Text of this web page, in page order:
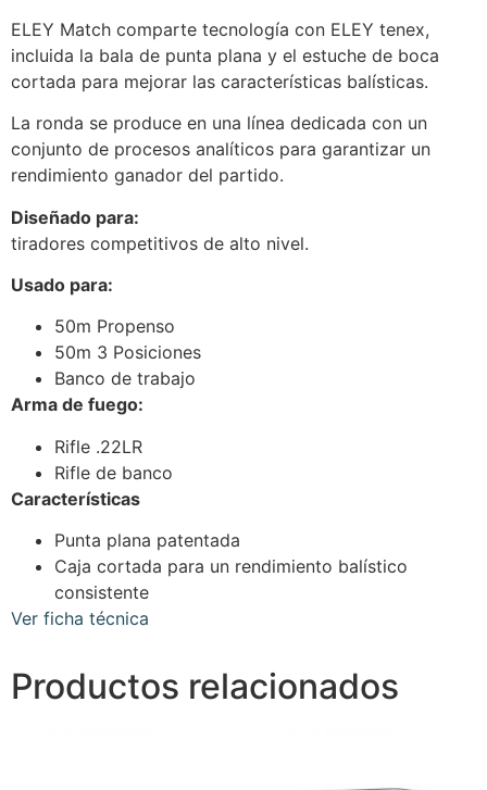
ELEY Match comparte tecnología con ELEY tenex,
incluida la bala de punta plana y el estuche de boca
cortada para mejorar las características balísticas.
La ronda se produce en una línea dedicada con un
conjunto de procesos analíticos para garantizar un
rendimiento ganador del partido.
Diseñado para:
tiradores competitivos de alto nivel.
Usado para:
50m Propenso
50m 3 Posiciones
Banco de trabajo
Arma de fuego:
Rifle .22LR
Rifle de banco
Características
Punta plana patentada
Caja cortada para un rendimiento balístico
consistente
Ver ficha técnica
Productos relacionados